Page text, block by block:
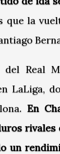
que la
del Real
LaLiga,
En
rivales
un